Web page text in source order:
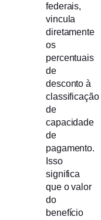
federais,
vincula
diretamente
os
percentuais
de
desconto à
classificação
de
capacidade
de
pagamento.
Isso
significa
que o valor
do
benefício